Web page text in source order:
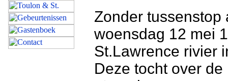
Zonder tussenstop
woensdag 12 mei
St.Lawrence rivier
Deze tocht over